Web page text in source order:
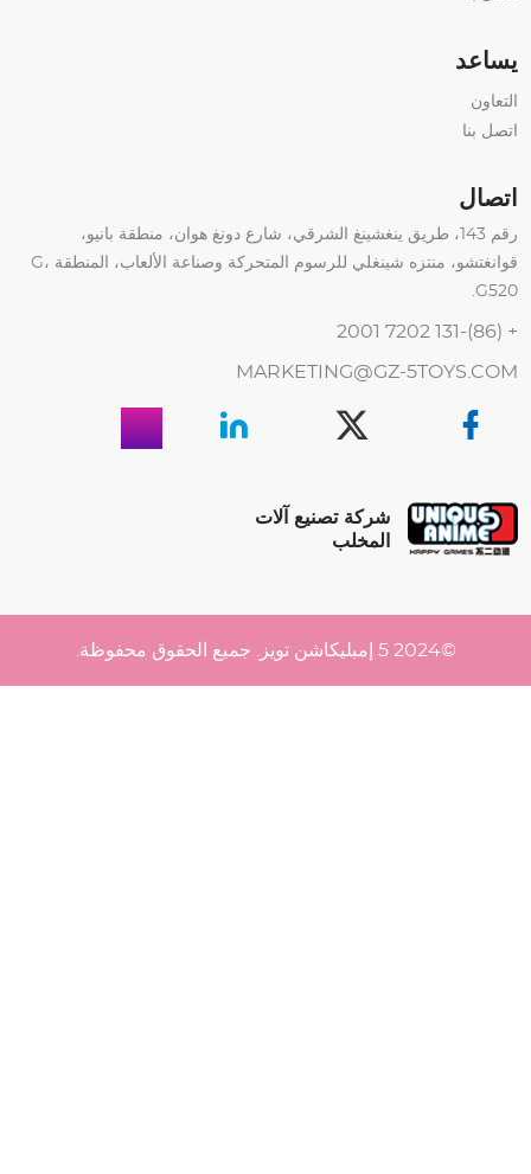
يساعد
التعاون
اتصل بنا
اتصال
رقم 143، طريق ينغشينغ الشرقي، شارع دونغ هوان، منطقة بانيو،
قوانغتشو، منتزه شينغلي للرسوم المتحركة وصناعة الألعاب، المنطقة G،
G520.
+ (86)-131 7202 2001
MARKETING@GZ-5TOYS.COM
شركة تصنيع آلات
المخلب
©2024 5 إمبليكاشن تويز. جميع الحقوق محفوظة.